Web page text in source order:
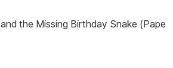
the Missing Birthday Snake (Pape